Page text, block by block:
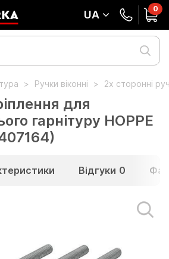
UA 0
Ручки віконні 2х сторонні
для
гарнітуру HOPPE
Відгуки 0